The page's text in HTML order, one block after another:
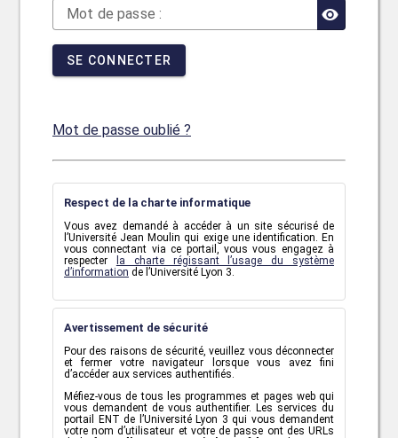
Mot de passe :
SE CONNECTER
Mot de passe oublié ?
Respect de la charte informatique
Vous avez demandé à accéder à un site sécurisé de
l’Université Jean Moulin qui exige une identification. En
vous connectant via ce portail, vous vous engagez à
respecter
la charte régissant l’usage du système
d’information de l’Université Lyon 3.
Avertissement de sécurité
Pour des raisons de sécurité, veuillez vous déconnecter
et fermer votre navigateur lorsque vous avez fini
d’accéder aux services authentifiés.
Méfiez-vous de tous les programmes et pages web qui
vous demandent de vous authentifier. Les services du
portail ENT de l’Université Lyon 3 qui vous demandent
votre nom d’utilisateur et votre de passe ont des URLs